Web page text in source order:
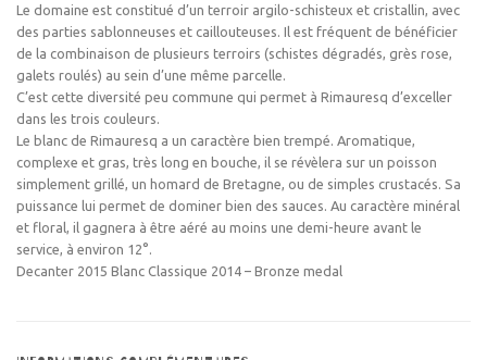
Le domaine est constitué d’un terroir argilo-schisteux et cristallin, avec
des parties sablonneuses et caillouteuses. Il est fréquent de bénéficier
de la combinaison de plusieurs terroirs (schistes dégradés, grès rose,
galets roulés) au sein d’une même parcelle.
C’est cette diversité peu commune qui permet à Rimauresq d’exceller
dans les trois couleurs.
Le blanc de Rimauresq a un caractère bien trempé. Aromatique,
complexe et gras, très long en bouche, il se révèlera sur un poisson
simplement grillé, un homard de Bretagne, ou de simples crustacés. Sa
puissance lui permet de dominer bien des sauces. Au caractère minéral
et floral, il gagnera à être aéré au moins une demi-heure avant le
service, à environ 12°.
Decanter 2015 Blanc Classique 2014 – Bronze medal